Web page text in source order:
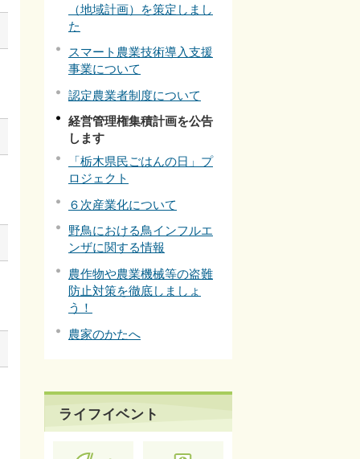
（地域計画）を策定しまし
た
スマート農業技術導入支援
事業について
認定農業者制度について
経営管理権集積計画を公告
します
「栃木県民ごはんの日」プ
ロジェクト
６次産業化について
野鳥における鳥インフルエ
ンザに関する情報
農作物や農業機械等の盗難
防止対策を徹底しましょ
う！
農家のかたへ
ライフイベント